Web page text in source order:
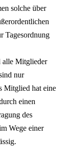
solche über
Tagesordnung
alle Mitglieder
nur
Mitglied hat eine
einen
des
Wege einer